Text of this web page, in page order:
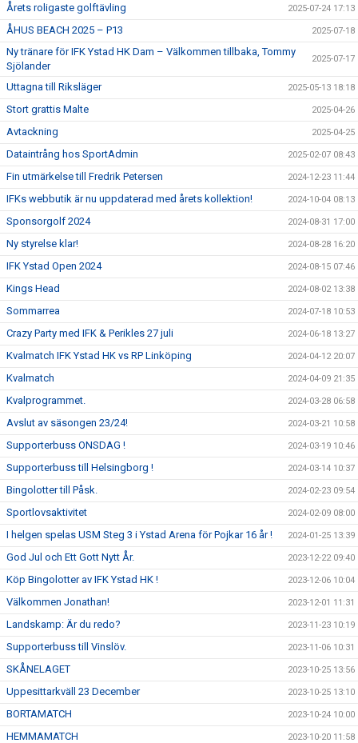
Årets roligaste golftävling 2025-07-24 17:13
ÅHUS BEACH 2025 – P13 2025-07-18
Ny tränare för IFK Ystad HK Dam – Välkommen tillbaka, Tommy
Sjölander
2025-07-17
Uttagna till Riksläger 2025-05-13 18:18
Stort grattis Malte 2025-04-26
Avtackning 2025-04-25
Dataintrång hos SportAdmin 2025-02-07 08:43
Fin utmärkelse till Fredrik Petersen 2024-12-23 11:44
IFKs webbutik är nu uppdaterad med årets kollektion! 2024-10-04 08:13
Sponsorgolf 2024 2024-08-31 17:00
Ny styrelse klar! 2024-08-28 16:20
IFK Ystad Open 2024 2024-08-15 07:46
Kings Head 2024-08-02 13:38
Sommarrea 2024-07-18 10:53
Crazy Party med IFK & Perikles 27 juli 2024-06-18 13:27
Kvalmatch IFK Ystad HK vs RP Linköping 2024-04-12 20:07
Kvalmatch 2024-04-09 21:35
Kvalprogrammet. 2024-03-28 06:58
Avslut av säsongen 23/24! 2024-03-21 10:58
Supporterbuss ONSDAG ! 2024-03-19 10:46
Supporterbuss till Helsingborg ! 2024-03-14 10:37
Bingolotter till Påsk. 2024-02-23 09:54
Sportlovsaktivitet 2024-02-09 08:00
I helgen spelas USM Steg 3 i Ystad Arena för Pojkar 16 år ! 2024-01-25 13:39
God Jul och Ett Gott Nytt År. 2023-12-22 09:40
Köp Bingolotter av IFK Ystad HK ! 2023-12-06 10:04
Välkommen Jonathan! 2023-12-01 11:31
Landskamp: Är du redo? 2023-11-23 10:19
Supporterbuss till Vinslöv. 2023-11-06 10:31
SKÅNELAGET 2023-10-25 13:56
Uppesittarkväll 23 December 2023-10-25 13:10
BORTAMATCH 2023-10-24 10:00
HEMMAMATCH 2023-10-20 11:58